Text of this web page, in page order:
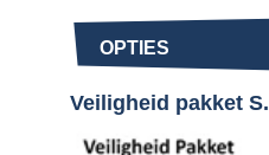
OPTIES
Veiligheid pakket S.